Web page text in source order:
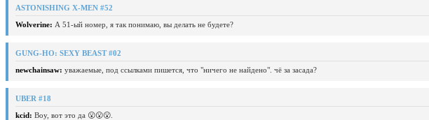
ASTONISHING X-MEN #52
Wolverine: А 51-ый номер, я так понимаю, вы делать не будете?
GUNG-HO: SEXY BEAST #02
newchainsaw: уважаемые, под ссылками пишется, что "ничего не найдено". чё за засада?
UBER #18
kcid: Воу, вот это да 😮😮😮.